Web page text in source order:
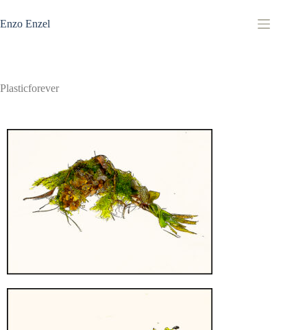
Inhalt
springen
Enzo Enzel
Plasticforever